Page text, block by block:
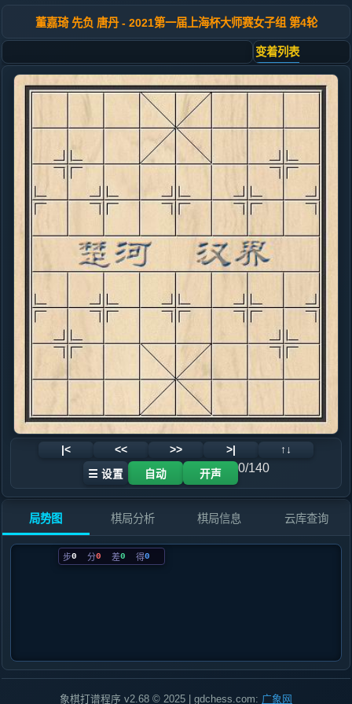
董嘉琦 先负 唐丹 - 2021第一届上海杯大师赛女子组 第4轮
变着列表
|< << >> >| ↑↓
☰ 设置 自动 开声 0/140
局势图 棋局分析 棋局信息 云库查询
步0 分0 差0 得0
象棋打谱程序 v2.68 © 2025 | gdchess.com: 广象网